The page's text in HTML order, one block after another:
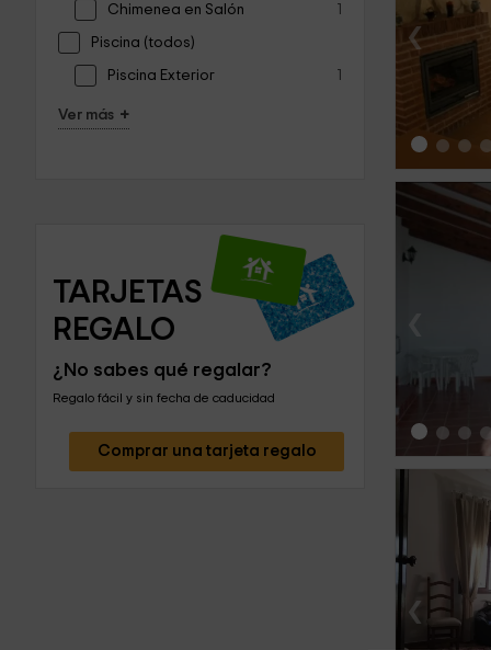
Chimenea en Salón 1
Piscina (todos)
Piscina Exterior 1
Ver más +
TARJETAS
REGALO
¿No sabes qué regalar?
Regalo fácil y sin fecha de caducidad
Comprar una tarjeta regalo
‹
‹